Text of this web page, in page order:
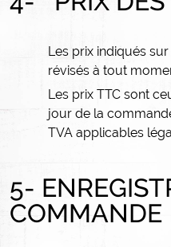
Les prix indiqués
révisés à tout
Les prix TTC sont
jour de la
TVA applicables
5-
COMMANDE